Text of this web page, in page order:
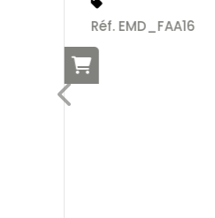
Réf. EMD_FAA16